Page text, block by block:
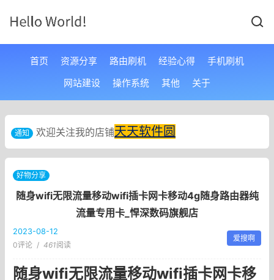
首页 资源分享 路由刷机 经验心得
手机刷机
网站建设
操作系统 其他 关于
通知 欢迎关注我的店铺天天软件圆
好物分享
随身wifi无限流量移动wifi插卡网卡移动4g随身路由器纯
流量专用卡_悍深数码旗舰店
2023-08-12
0评论 / 461阅读
爱搜啊
随身wifi无限流量移动wifi插卡网卡移